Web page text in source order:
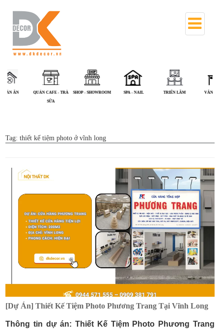
QUÁN CAFE - TRÀ
SHOP - SHOWROOM SPA - NAIL TRIỂN LÃM VĂN PHÒNG
Tag:thiết kế tiệm photo ở vĩnh long
[Dự Án] Thiết Kế Tiệm Photo Phương Trang Tại Vĩnh Long
Thông tin dự án: Thiết Kế Tiệm Photo Phương Trang